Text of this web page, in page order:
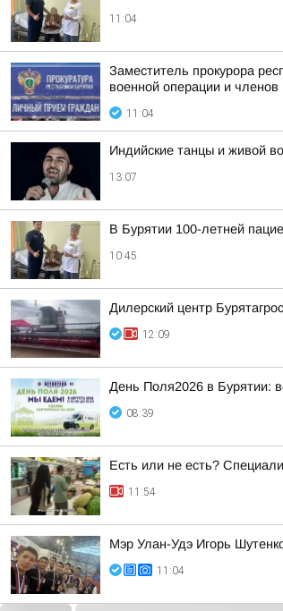
11:04
Заместитель прокурора
военной операции и членов
11:04
Индийские танцы и живой
13:07
В Бурятии 100-летней
10:45
Дилерский центр
12:09
День Поля2026 в Бурятии:
08:39
Есть или не есть?
11:54
Мэр Улан-Удэ Игорь
11:04